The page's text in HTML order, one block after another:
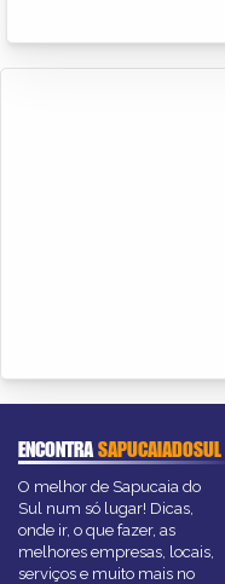
ENCONTRASAPUCAIADOSUL
O melhor de Sapucaia do
Sul num só lugar! Dicas,
onde ir, o que fazer, as
melhores empresas, locais,
serviços e muito mais no